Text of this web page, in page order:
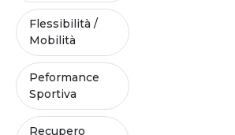
Flessibilità /
Mobilità
Peformance
Sportiva
Recupero